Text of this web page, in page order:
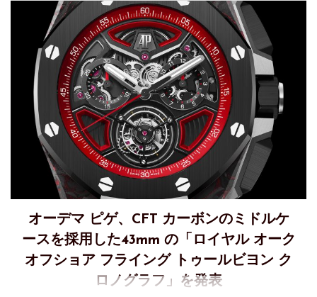
オーデマ ピゲ、CFT カーボンのミドルケ
ースを採用した43mm の「ロイヤル オーク
オフショア フライング トゥールビヨン ク
ロノグラフ」を発表